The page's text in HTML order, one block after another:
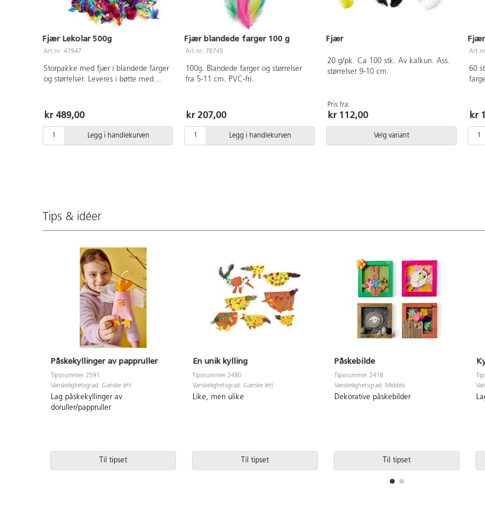
Fjær Lekolar 500g
Art.nr: 47947
Storpakke med fjær i blandede farger
og størrelser. Leveres i bøtte med
kr 489,00
Legg i handlekurven
Fjær blandede farger 100 g
Art.nr: 78745
100g. Blandede farger og størrelser
fra 5-11 cm. PVC-fri.
kr 207,00
Legg i handlekurven
Fjær
20 g/pk. Ca 100 stk. Av kalkun. Ass.
størrelser 9-10 cm.
Pris fra:
kr 112,00
Velg variant
60
kr
Tips & idéer
Påskekyllinger av pappruller
Tipsnummer 2591
Vanskelighetsgrad: Ganske lett
Lag påskekyllinger av
doruller/pappruller
Til tipset
En unik kylling
Tipsnummer 2480
Vanskelighetsgrad: Ganske lett
Like, men ulike
Til tipset
Påskebilde
Tipsnummer 2418
Vanskelighetsgrad: Middels
Dekorative påskebilder
Til tipset